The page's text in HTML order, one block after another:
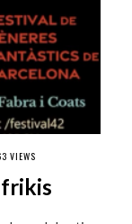
VIEWS
frikis